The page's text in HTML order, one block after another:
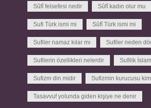
Sûfî felsefesi nedir Sûfî kadın olur mu
Sufi Türk ismi mi Sûfî Türk ismi mi
Sufiler namaz kılar mı Sufiler neden
Sufilerin özellikleri nelerdir Sufilik
Sufizm din midir Sufizmin kurucusu
Tasavvuf yolunda giden kişiye ne denir